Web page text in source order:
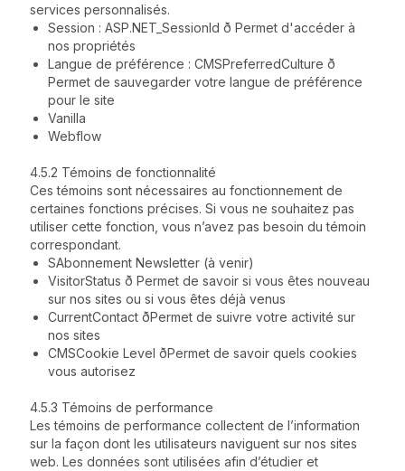
services personnalisés.
Session : ASP.NET_SessionId ð Permet d'accéder à
nos propriétés
Langue de préférence : CMSPreferredCulture ð
Permet de sauvegarder votre langue de préférence
pour le site
Vanilla
Webflow
4.5.2 Témoins de fonctionnalité
Ces témoins sont nécessaires au fonctionnement de
certaines fonctions précises. Si vous ne souhaitez pas
utiliser cette fonction, vous n’avez pas besoin du témoin
correspondant.
SAbonnement Newsletter (à venir)
VisitorStatus ð Permet de savoir si vous êtes nouveau
sur nos sites ou si vous êtes déjà venus
CurrentContact ðPermet de suivre votre activité sur
nos sites
CMSCookie Level ðPermet de savoir quels cookies
vous autorisez
4.5.3 Témoins de performance
Les témoins de performance collectent de l’information
sur la façon dont les utilisateurs naviguent sur nos sites
web. Les données sont utilisées afin d’étudier et